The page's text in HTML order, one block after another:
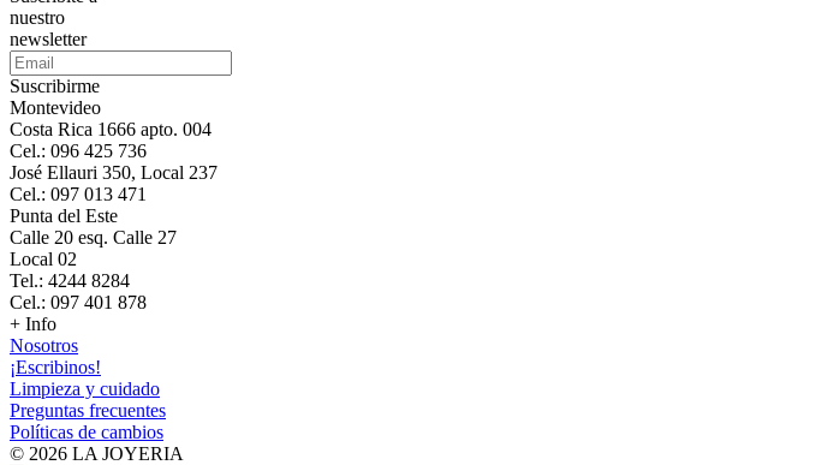
nuestro
newsletter
Suscribirme
Montevideo
Costa Rica 1666 apto. 004
Cel.: 096 425 736
José Ellauri 350, Local 237
Cel.: 097 013 471
Punta del Este
Calle 20 esq. Calle 27
Local 02
Tel.: 4244 8284
Cel.: 097 401 878
+ Info
Nosotros
¡Escribinos!
Limpieza y cuidado
Preguntas frecuentes
Políticas de cambios
© 2026 LA JOYERIA